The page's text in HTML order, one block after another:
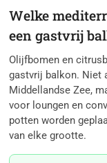
Welke
een gastvrij
Olijfbomen en
gastvrij balkon. Niet
Middellandse Zee,
voor loungen en
potten worden
van elke grootte.